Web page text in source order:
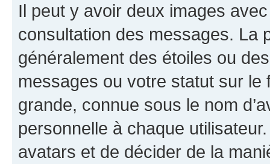
Il peut y avoir deux images
consultation des messages. La
généralement des étoiles ou
messages ou votre statut sur
grande, connue sous le nom
personnelle à chaque utilisateur.
avatars et de décider de la